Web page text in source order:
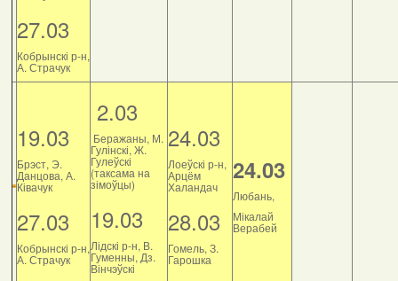
27.03
Кобрынскі р-н,
А. Страчук
19.03
Брэст, Э.
Данцова, А.
Ківачук
27.03
Кобрынскі р-н,
А. Страчук
2.03
Беражаны, М.
Гулінскі, Ж.
Гулеўскі
(таксама на
зімоўцы)
19.03
Лідскі р-н, В.
Гуменны, Дз.
Вінчэўскі
24.03
Лоеўскі р-н,
Арцём
Халандач
28.03
Гомель, З.
Гарошка
24.03
Любань,
Мікалай
Верабей